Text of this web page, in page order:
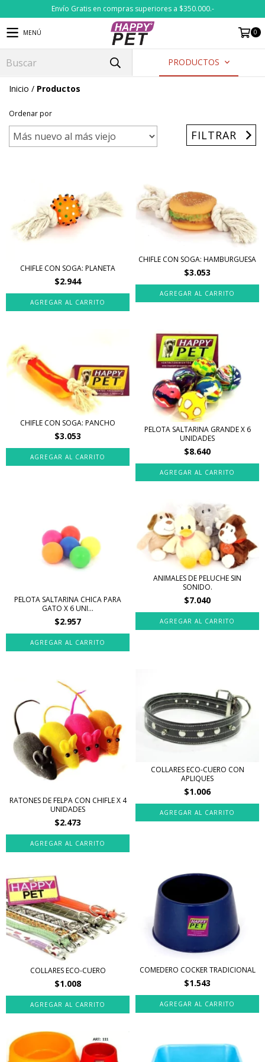
Envío Gratis en compras superiores a $350.000.-
MENÚ 0
PRODUCTOS
Inicio / Productos
Ordenar por
FILTRAR
CHIFLE CON SOGA: PLANETA
$2.944
CHIFLE CON SOGA: HAMBURGUESA
$3.053
CHIFLE CON SOGA: PANCHO
$3.053
PELOTA SALTARINA GRANDE X 6
UNIDADES
$8.640
PELOTA SALTARINA CHICA PARA
GATO X 6 UNI...
$2.957
ANIMALES DE PELUCHE SIN
SONIDO.
$7.040
RATONES DE FELPA CON CHIFLE X 4
UNIDADES
$2.473
COLLARES ECO-CUERO CON
APLIQUES
$1.006
AGREGAR AL CARRITO
COLLARES ECO-CUERO
$1.008
AGREGAR AL CARRITO
COMEDERO COCKER TRADICIONAL
$1.543